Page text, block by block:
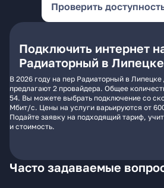
Проверить
Подключить интернет
Радиаторный в Липецке
В 2026 году на пер Радиаторный в
предлагают 2 провайдера. Общее
54. Вы можете выбрать подключение со
Мбит/с. Цены на услуги варьируются от
Подайте заявку на подходящий тариф,
и стоимость.
Часто задаваемые